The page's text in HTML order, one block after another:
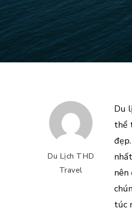
Du Lịch THD
Travel
Du
thể
nên
túc